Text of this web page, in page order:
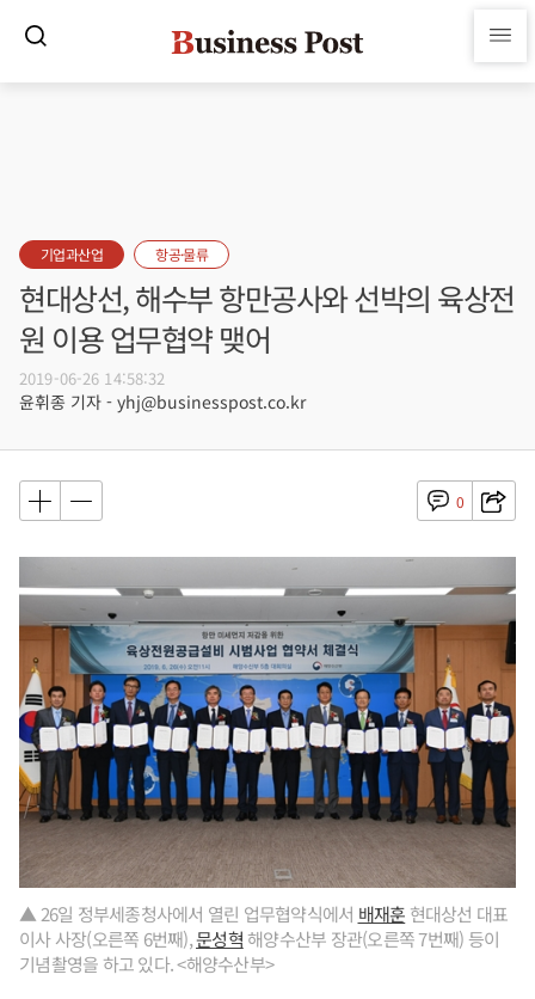
기업과산업 항공·물류
현대상선, 해수부 항만공사와 선박의 육상전
원 이용 업무협약 맺어
2019-06-26 14:58:32
윤휘종 기자 - yhj@businesspost.co.kr
0
▲ 26일 정부세종청사에서 열린 업무협약식에서 배재훈 현대상선 대표
이사 사장(오른쪽 6번째),문성혁해양수산부 장관(오른쪽 7번째) 등이
기념촬영을 하고 있다. <해양수산부>